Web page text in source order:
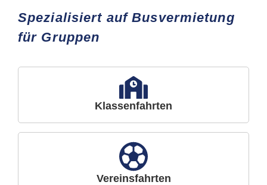
Spezialisiert auf Busvermietung
für Gruppen
Klassenfahrten
Vereinsfahrten